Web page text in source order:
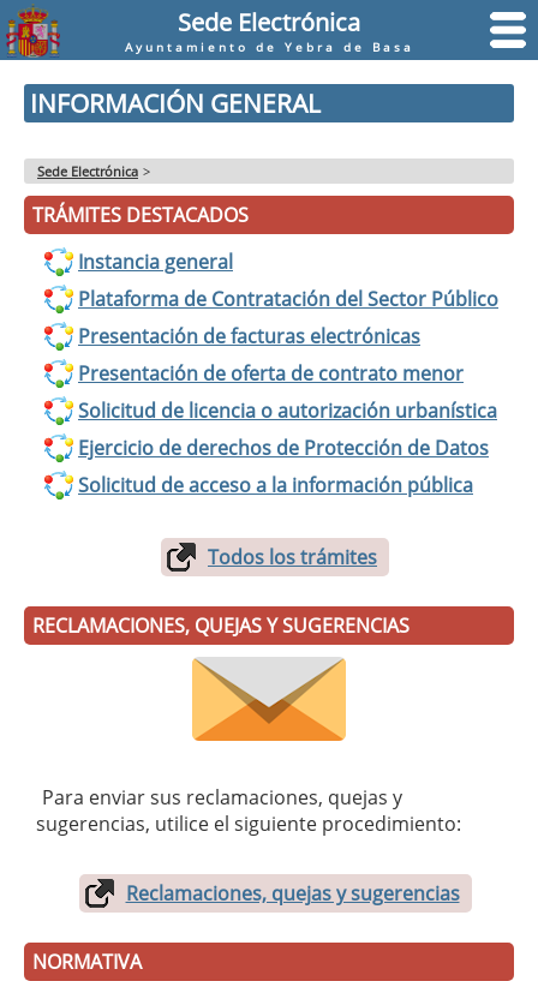
Sede Electrónica
Ayuntamiento de Yebra de Basa
INFORMACIÓN GENERAL
Sede Electrónica >
TRÁMITES DESTACADOS
Instancia general
Plataforma de Contratación del Sector Público
Presentación de facturas electrónicas
Presentación de oferta de contrato menor
Solicitud de licencia o autorización urbanística
Ejercicio de derechos de Protección de Datos
Solicitud de acceso a la información pública
Todos los trámites
RECLAMACIONES, QUEJAS Y SUGERENCIAS
Para enviar sus reclamaciones, quejas y
sugerencias, utilice el siguiente procedimiento:
Reclamaciones, quejas y sugerencias
NORMATIVA